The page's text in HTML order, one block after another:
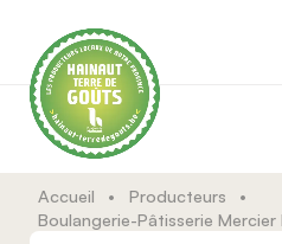
Accueil • Producteurs
•